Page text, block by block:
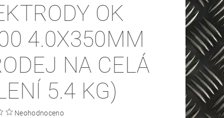
OK
4.0X350MM
NA CELÁ
5.4 KG)
Neohodnoceno